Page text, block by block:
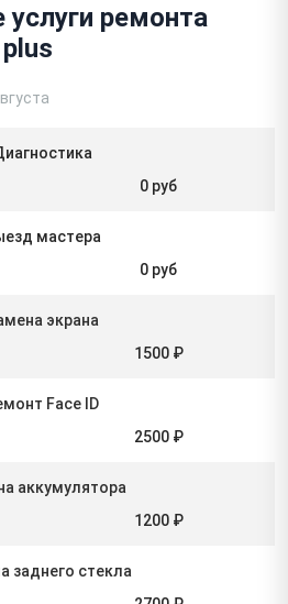
ремонта
0 руб
мастера
0 руб
экрана
1500 ₽
Face ID
2500 ₽
аккумулятора
1200 ₽
заднего стекла